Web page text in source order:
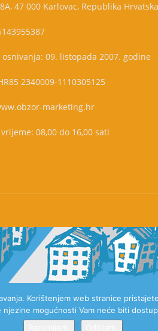
47 000 Karlovac, Republika Hrvatska
osnivanja: 09. listopada 2007. godine
2340009-1110305125
marketing.hr
08,00 do 16,00 sati
Korištenjem web stranice
njezine mogućnosti Vam neće biti